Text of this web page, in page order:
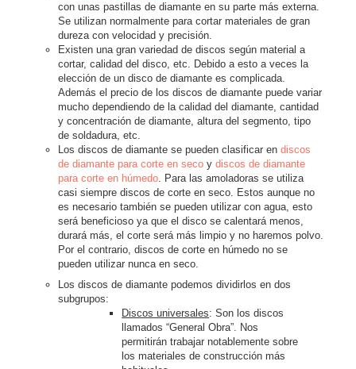
con unas pastillas de diamante en su parte más externa.
Se utilizan normalmente para cortar materiales de gran
dureza con velocidad y precisión.
Existen una gran variedad de discos según material a
cortar, calidad del disco, etc. Debido a esto a veces la
elección de un disco de diamante es complicada.
Además el precio de los discos de diamante puede variar
mucho dependiendo de la calidad del diamante, cantidad
y concentración de diamante, altura del segmento, tipo
de soldadura, etc.
Los discos de diamante se pueden clasificar endiscos
de diamante para corte en seco ydiscos de diamante
para corte en húmedo. Para las amoladoras se utiliza
casi siempre discos de corte en seco. Estos aunque no
es necesario también se pueden utilizar con agua, esto
será beneficioso ya que el disco se calentará menos,
durará más, el corte será más limpio y no haremos polvo.
Por el contrario, discos de corte en húmedo no se
pueden utilizar nunca en seco.
Los discos de diamante podemos dividirlos en dos
subgrupos:
Discos universales: Son los discos
llamados “General Obra”. Nos
permitirán trabajar notablemente sobre
los materiales de construcción más